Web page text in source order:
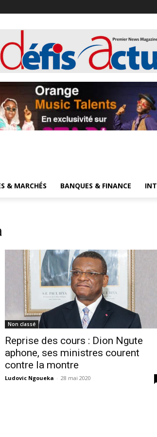
& MARCHÉS BANQUES & FINANCE
Non classé
Reprise des cours : Dion Ngute
aphone, ses ministres courent
contre la montre
Ludovic Ngoueka - 28 mai 2020